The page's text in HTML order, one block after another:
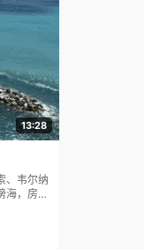
13:28
、韦尔纳
海，房屋